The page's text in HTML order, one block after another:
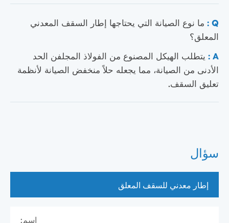
Q :
ما نوع الصيانة التي يحتاجها إطار السقف المعدني
المعلق؟
A :
يتطلب الهيكل المصنوع من الفولاذ المجلفن الحد
الأدنى من الصيانة، مما يجعله حلاً منخفض الصيانة لأنظمة
تعليق السقف.
سؤال
اسم: